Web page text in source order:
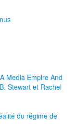
Media Empire And
Stewart et Rachel
du régime de